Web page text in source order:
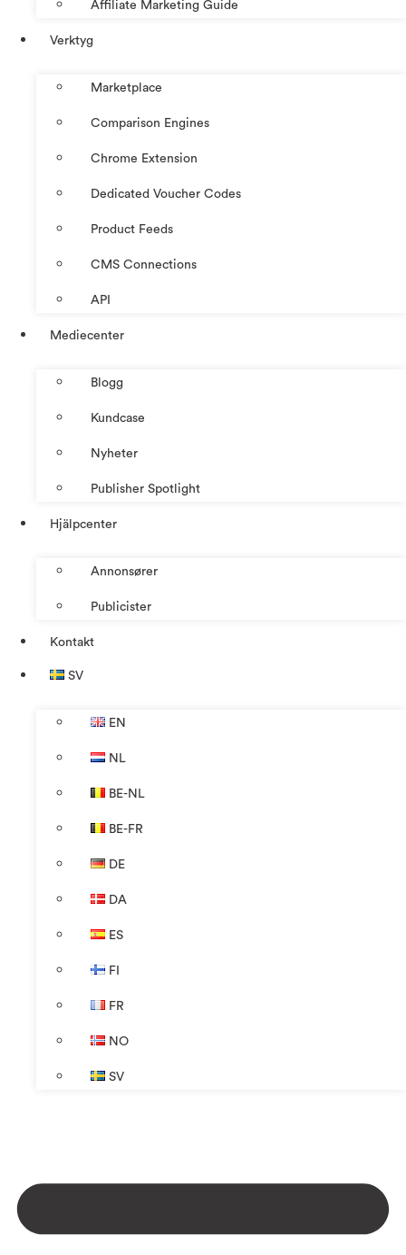
Affiliate Marketing Guide
Verktyg
Marketplace
Comparison Engines
Chrome Extension
Dedicated Voucher Codes
Product Feeds
CMS Connections
API
Mediecenter
Blogg
Kundcase
Nyheter
Publisher Spotlight
Hjälpcenter
Annonsører
Publicister
Kontakt
SV
EN
NL
BE-NL
BE-FR
DE
DA
ES
FI
FR
NO
SV